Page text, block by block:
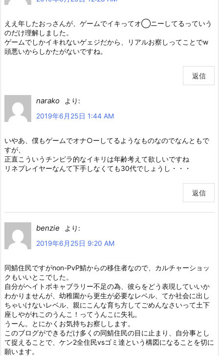
ええ年したおっさんが、ゲームでイキってオ◯ニーしてるっていう
のだけ理解しました。
ゲームでしかイキれないゲェジだから、リアルお察しってことでw
頭悪いからしかたがないですね。
返信
narako
より:
2019年6月25日 1:44 AM
いやあ、僕もゲームでオナ○ーしてるようなものなのでなんともで
すが、
正直こういうチンピラ的なイキリは年齢考えて欲しいですね
リネプレイヤーなんて下手しなくても30代でしょうし・・・
返信
benzie
より:
2019年6月25日 9:20 AM
同鯖住民ですがnon-PvP鯖からの移住者なので、カルチャーショッ
クもいいとこでした。
自分がヘイトボキャブラリー不足の為、彼らをどう表現していいか
わかりませんが、幼稚園から更生が必要なレベル、てか社会に出し
ちゃいけないレベル、親にこんな育ち方してごめんなさいって土下
座しやがれこのうんこ！ってうんこに失礼。
うーん。とにかくお気持ちお察しします。
このブログができるだけ多くの同鯖住民の目に止まり、自分事とし
て捉えることで、ケン2全住民vsゴミ達という構図になることを切に
願います。